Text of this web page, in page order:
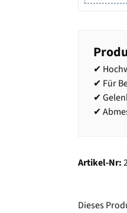
✔
✔ Für
✔
✔
Artikel-Nr:
Dieses